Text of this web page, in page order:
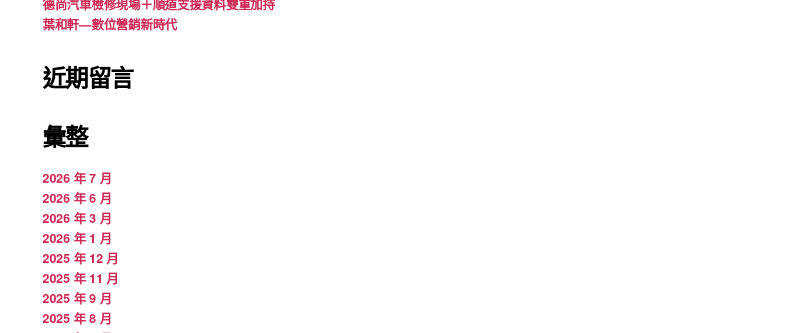
德尚汽車檢修現場＋順道支援資料雙重加持
葉和軒—數位營銷新時代
近期留言
彙整
2026 年 7 月
2026 年 6 月
2026 年 3 月
2026 年 1 月
2025 年 12 月
2025 年 11 月
2025 年 9 月
2025 年 8 月